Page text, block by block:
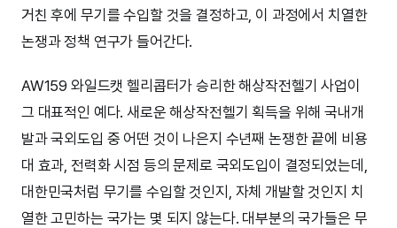
거친 후에 무기를 수입할 것을 결정하고, 이 과정에서 치열한
논쟁과 정책 연구가 들어간다.
AW159 와일드캣 헬리콥터가 승리한 해상작전헬기 사업이
그 대표적인 예다. 새로운 해상작전헬기 획득을 위해 국내개
발과 국외도입 중 어떤 것이 나은지 수년째 논쟁한 끝에 비용
대 효과, 전력화 시점 등의 문제로 국외도입이 결정되었는데,
대한민국처럼 무기를 수입할 것인지, 자체 개발할 것인지 치
열한 고민하는 국가는 몇 되지 않는다. 대부분의 국가들은 무